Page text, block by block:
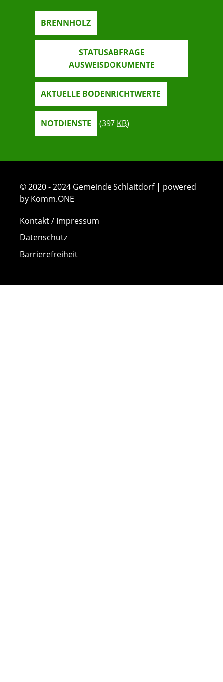
BRENNHOLZ
STATUSABFRAGE
AUSWEISDOKUMENTE
AKTUELLE BODENRICHTWERTE
NOTDIENSTE (397 KB)
© 2020 - 2024 Gemeinde Schlaitdorf | powered
by Komm.ONE
Kontakt / Impressum
Datenschutz
Barrierefreiheit